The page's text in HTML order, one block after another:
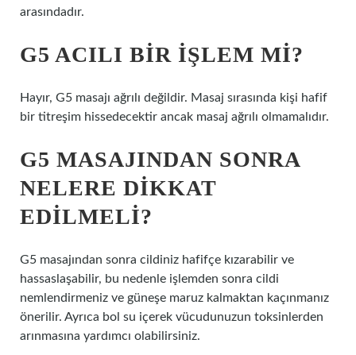
arasındadır.
G5 ACILI BIR IŞLEM MI?
Hayır, G5 masajı ağrılı değildir. Masaj sırasında kişi hafif
bir titreşim hissedecektir ancak masaj ağrılı olmamalıdır.
G5 MASAJINDAN SONRA
NELERE DIKKAT
EDILMELI?
G5 masajından sonra cildiniz hafifçe kızarabilir ve
hassaslaşabilir, bu nedenle işlemden sonra cildi
nemlendirmeniz ve güneşe maruz kalmaktan kaçınmanız
önerilir. Ayrıca bol su içerek vücudunuzun toksinlerden
arınmasına yardımcı olabilirsiniz.